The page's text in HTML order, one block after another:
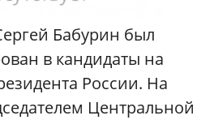
Бабурин был
в кандидаты на
России. На
Центральной